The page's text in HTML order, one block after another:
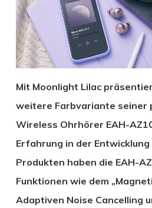
Mit Moonlight Lilac
weitere Farbvariante seiner
Wireless Ohrhörer EAH-
Erfahrung in der
Produkten haben die EAH-
Funktionen wie dem
Adaptiven Noise Cancelling